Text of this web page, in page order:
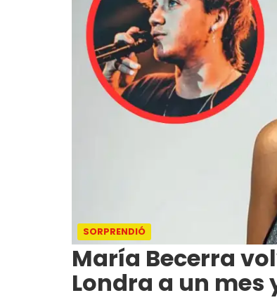
SORPRENDIÓ
María Becerra
Londra a un mes